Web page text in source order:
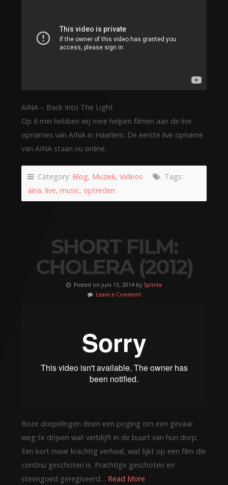
AINA – Back Into The Light
Op 6 mei hebben wij mee helpen filmen aan de live
opnames van AINA in Haarlem. De eerste live opname
van AINA staan nu online.
Category: Blog, Muziek, Videos
Tags:
aina, live, music, optreden
SHORT FILM:
CHOLERA (2012)
Posted on juni 13, 2014 by Splinta
Leave a Comment
Boze dorpelingen doen een poging om een gevaar
weg te drijven wat verblijft in de buurt van hun dorp.
Een kort maar krachtig verhaal, wat lijkt op een film die
continu geschoten is. Prachtige geschoten en
steengoed geregiseerd… Read More